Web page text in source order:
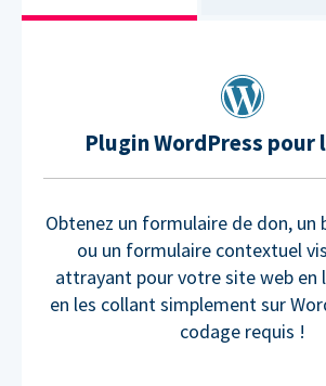
Plugin WordPress pour
Obtenez un formulaire de don, un
ou un formulaire contextuel
attrayant pour votre site web en
en les collant simplement sur
codage requis !